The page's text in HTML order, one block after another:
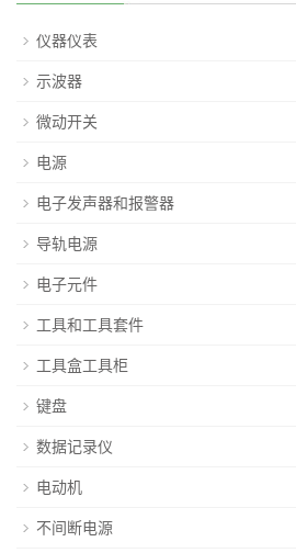
仪器仪表
示波器
微动开关
电源
电子发声器和报警器
导轨电源
电子元件
工具和工具套件
工具盒工具柜
键盘
数据记录仪
电动机
不间断电源